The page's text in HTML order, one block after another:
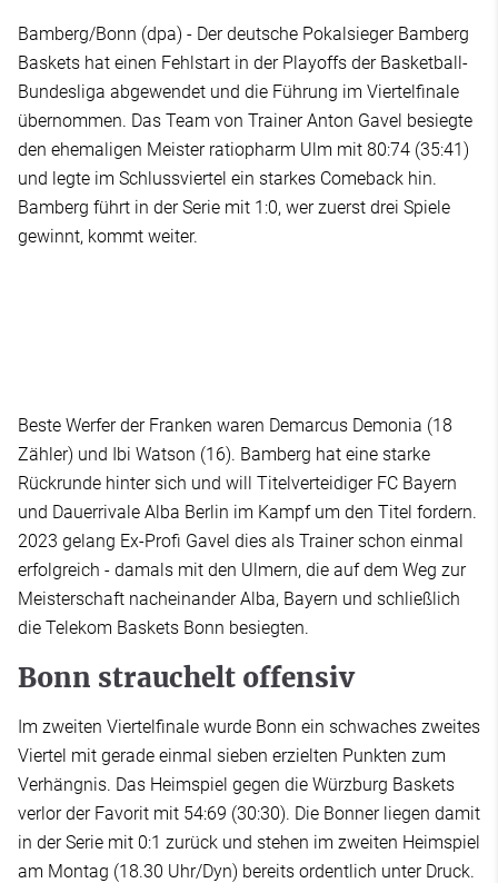
Bamberg/Bonn (dpa) - Der deutsche Pokalsieger Bamberg
Baskets hat einen Fehlstart in der Playoffs der Basketball-
Bundesliga abgewendet und die Führung im Viertelfinale
übernommen. Das Team von Trainer Anton Gavel besiegte
den ehemaligen Meister ratiopharm Ulm mit 80:74 (35:41)
und legte im Schlussviertel ein starkes Comeback hin.
Bamberg führt in der Serie mit 1:0, wer zuerst drei Spiele
gewinnt, kommt weiter.
Beste Werfer der Franken waren Demarcus Demonia (18
Zähler) und Ibi Watson (16). Bamberg hat eine starke
Rückrunde hinter sich und will Titelverteidiger FC Bayern
und Dauerrivale Alba Berlin im Kampf um den Titel fordern.
2023 gelang Ex-Profi Gavel dies als Trainer schon einmal
erfolgreich - damals mit den Ulmern, die auf dem Weg zur
Meisterschaft nacheinander Alba, Bayern und schließlich
die Telekom Baskets Bonn besiegten.
Bonn strauchelt offensiv
Im zweiten Viertelfinale wurde Bonn ein schwaches zweites
Viertel mit gerade einmal sieben erzielten Punkten zum
Verhängnis. Das Heimspiel gegen die Würzburg Baskets
verlor der Favorit mit 54:69 (30:30). Die Bonner liegen damit
in der Serie mit 0:1 zurück und stehen im zweiten Heimspiel
am Montag (18.30 Uhr/Dyn) bereits ordentlich unter Druck.